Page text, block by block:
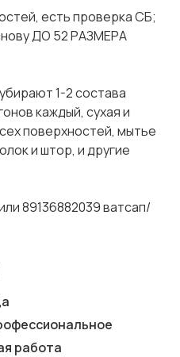
есть проверка СБ;
ДО 52 РАЗМЕРА
1-2 состава
каждый, сухая и
поверхностей, мытье
и штор, и другие
89136882039 ватсап/
работа